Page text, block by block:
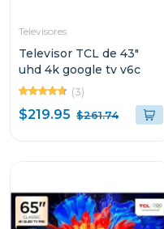
Televisores
Televisor TCL de 43"
uhd 4k google tv v6c
(3)
$219.95 $261.74